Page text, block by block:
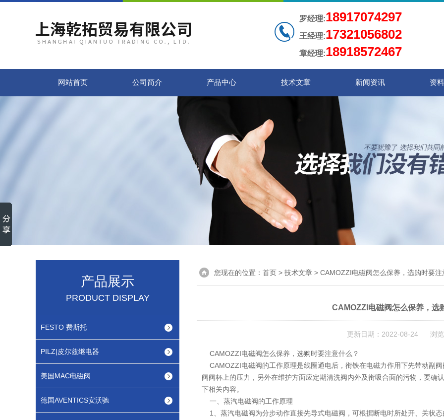
罗经理:18917074297
王经理:17321056802
章经理:18918572467
网站首页 公司简介 产品中心 技术文章 新闻资讯 资
产品展示
PRODUCT DISPLAY
FESTO 费斯托
PILZ|皮尔兹继电器
美国MAC电磁阀
德国AVENTICS安沃驰
您现在的位置： 首页 > 技术文章 > CAMOZZI电磁阀怎么保养，选购时要注
CAMOZZI电磁阀怎么保养，选
更新日期：2022-08-24 浏览
CAMOZZI电磁阀怎么保养，选购时要注意什么？
CAMOZZI电磁阀的工作原理是线圈通电后，衔铁在电磁力作用下先带动副
阀阀杯上的压力，另外在维护方面应定期清洗阀内外及衔吸合面的污物，要确
下相关内容。
一、蒸汽电磁阀的工作原理
1、蒸汽电磁阀为分步动作直接先导式电磁阀，可根据断电时所处开、关状